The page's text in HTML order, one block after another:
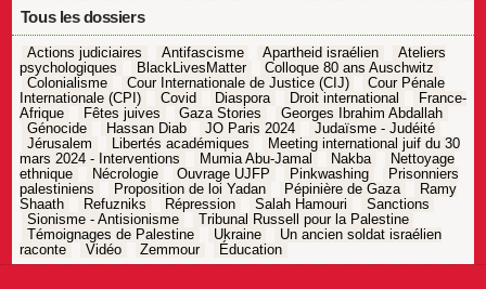
Tous les dossiers
Actions judiciaires Antifascisme Apartheid israélien
Ateliers
psychologiques
BlackLivesMatter
Colloque 80 ans Auschwitz
Colonialisme
Cour Internationale de Justice (CIJ)
Cour Pénale
Internationale (CPI)
Covid Diaspora Droit international
France-
Afrique
Fêtes juives Gaza Stories
Georges Ibrahim Abdallah
Génocide
Hassan Diab JO Paris 2024
Judaïsme - Judéité
Jérusalem
Libertés académiques
Meeting international juif du 30
mars 2024 - Interventions
Mumia Abu-Jamal Nakba
Nettoyage
ethnique
Nécrologie Ouvrage UJFP Pinkwashing
Prisonniers
palestiniens
Proposition de loi Yadan Pépinière de Gaza
Ramy
Shaath
Refuzniks Répression Salah Hamouri
Sanctions
Sionisme - Antisionisme
Tribunal Russell pour la Palestine
Témoignages de Palestine
Ukraine
Un ancien soldat israélien
raconte
Vidéo Zemmour Éducation
Navigation